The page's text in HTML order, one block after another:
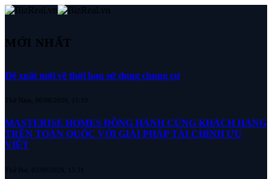
MỚI NHẤT
Đề xuất mới về thời hạn sử dụng chung cư
Thứ Năm, 06/08/2026, 15:19
MASTERISE HOMES ĐỒNG HÀNH CÙNG KHÁCH HÀNG
TRÊN TOÀN QUỐC VỚI GIẢI PHÁP TÀI CHÍNH ƯU
VIỆT
Thứ Hai, 03/08/2026, 15:31